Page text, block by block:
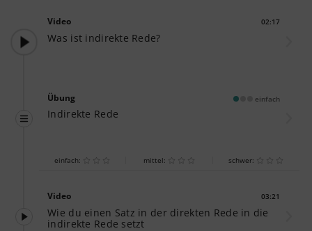
Video 02:17
Was ist indirekte Rede?
Übung einfach
Indirekte Rede
einfach: mittel: schwer:
Video 03:21
Wie du einen Satz in der direkten Rede in die
indirekte Rede setzt